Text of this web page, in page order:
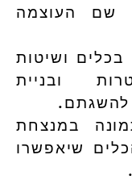
שם העוצמה
ושיטות
ובניית
להשגתם.
במנצחת
שיאפשרו